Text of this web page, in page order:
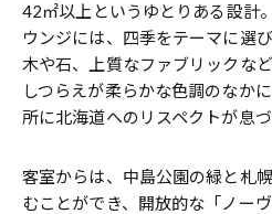
42㎡以上というゆとりある設計
ウンジには、四季をテーマに選
木や石、上質なファブリックな
しつらえが柔らかな色調のなか
所に北海道へのリスペクトが息
客室からは、中島公園の緑と札
むことができ、開放的な「ノー